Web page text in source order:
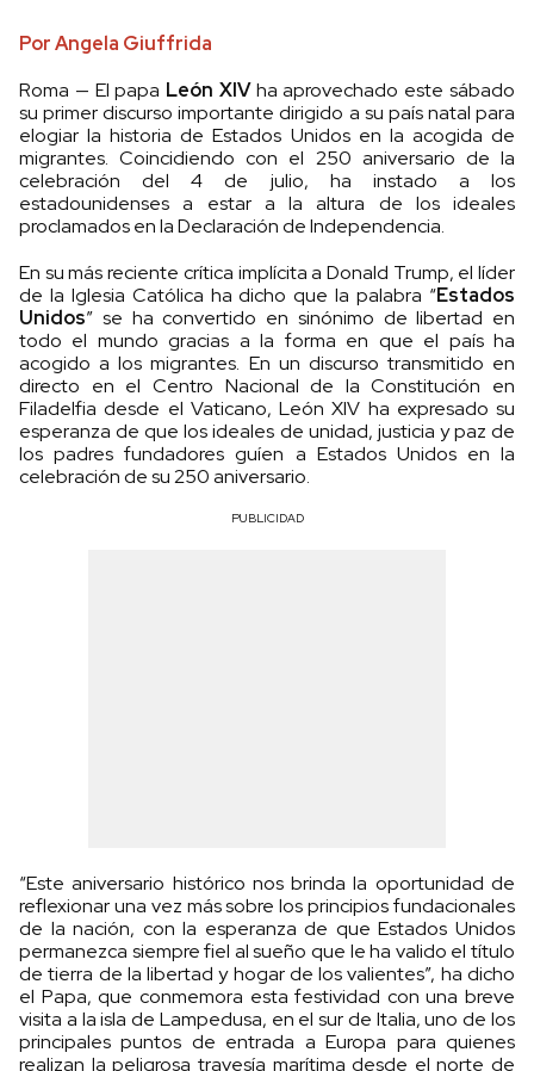
Por Angela Giuffrida
Roma — El papa León XIVha aprovechado este sábado
su primer discurso importante dirigido a su país natal para
elogiar la historia de Estados Unidos en la acogida de
migrantes. Coincidiendo con el 250 aniversario de la
celebración del 4 de julio, ha instado a los
estadounidenses a estar a la altura de los ideales
proclamados en la Declaración de Independencia.
En su más reciente crítica implícita a Donald Trump, el líder
de la Iglesia Católica ha dicho que la palabra “Estados
Unidos” se ha convertido en sinónimo de libertad en
todo el mundo gracias a la forma en que el país ha
acogido a los migrantes. En un discurso transmitido en
directo en el Centro Nacional de la Constitución en
Filadelfia desde el Vaticano, León XIV ha expresado su
esperanza de que los ideales de unidad, justicia y paz de
los padres fundadores guíen a Estados Unidos en la
celebración de su 250 aniversario.
PUBLICIDAD
“Este aniversario histórico nos brinda la oportunidad de
reflexionar una vez más sobre los principios fundacionales
de la nación, con la esperanza de que Estados Unidos
permanezca siempre fiel al sueño que le ha valido el título
de tierra de la libertad y hogar de los valientes”, ha dicho
el Papa, que conmemora esta festividad con una breve
visita a la isla de Lampedusa, en el sur de Italia, uno de los
principales puntos de entrada a Europa para quienes
realizan la peligrosa travesía marítima desde el norte de